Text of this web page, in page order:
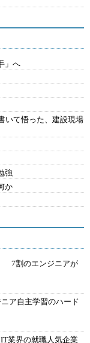
」へ
いて悟った、建設現場
強
か
7割のエンジニアが
ア自主学習のハード
業界の就職人気企業